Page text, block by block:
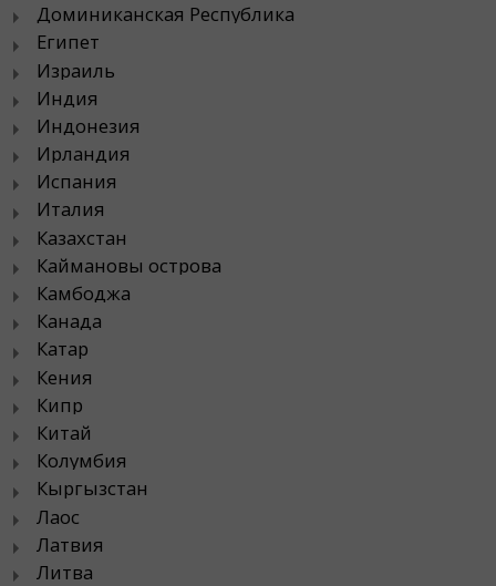
Доминиканская Республика
Египет
Израиль
Индия
Индонезия
Ирландия
Испания
Италия
Казахстан
Каймановы острова
Камбоджа
Канада
Катар
Кения
Кипр
Китай
Колумбия
Кыргызстан
Лаос
Латвия
Литва